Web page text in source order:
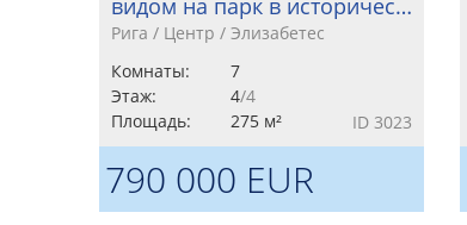
Рига / Центр / Элизабетес
Комнаты:
7
Этаж:
4/4
Площадь:
275 м² ID 3023
790 000 EUR